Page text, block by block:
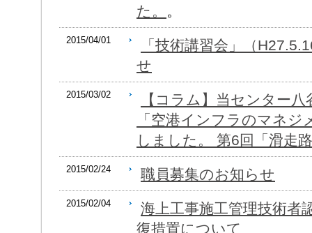
た。 。
2015/04/01
「技術講習会」（
せ
2015/03/02
【コラム】当センター
「空港インフラのマネ
しました。 第6回「滑走
2015/02/24 職員募集のお知らせ
2015/02/04
海上工事施工管理技術者
復措置について